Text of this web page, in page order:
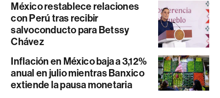
México restablece relaciones
con Perú tras recibir
salvoconducto para Betssy
Chávez
Inflación en México baja a 3,12%
anual en julio mientras Banxico
extiende la pausa monetaria